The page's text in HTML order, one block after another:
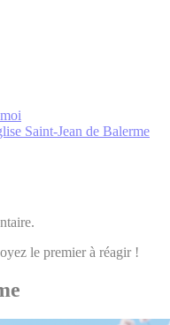
Saint-Jean de Balerme
le premier à réagir !